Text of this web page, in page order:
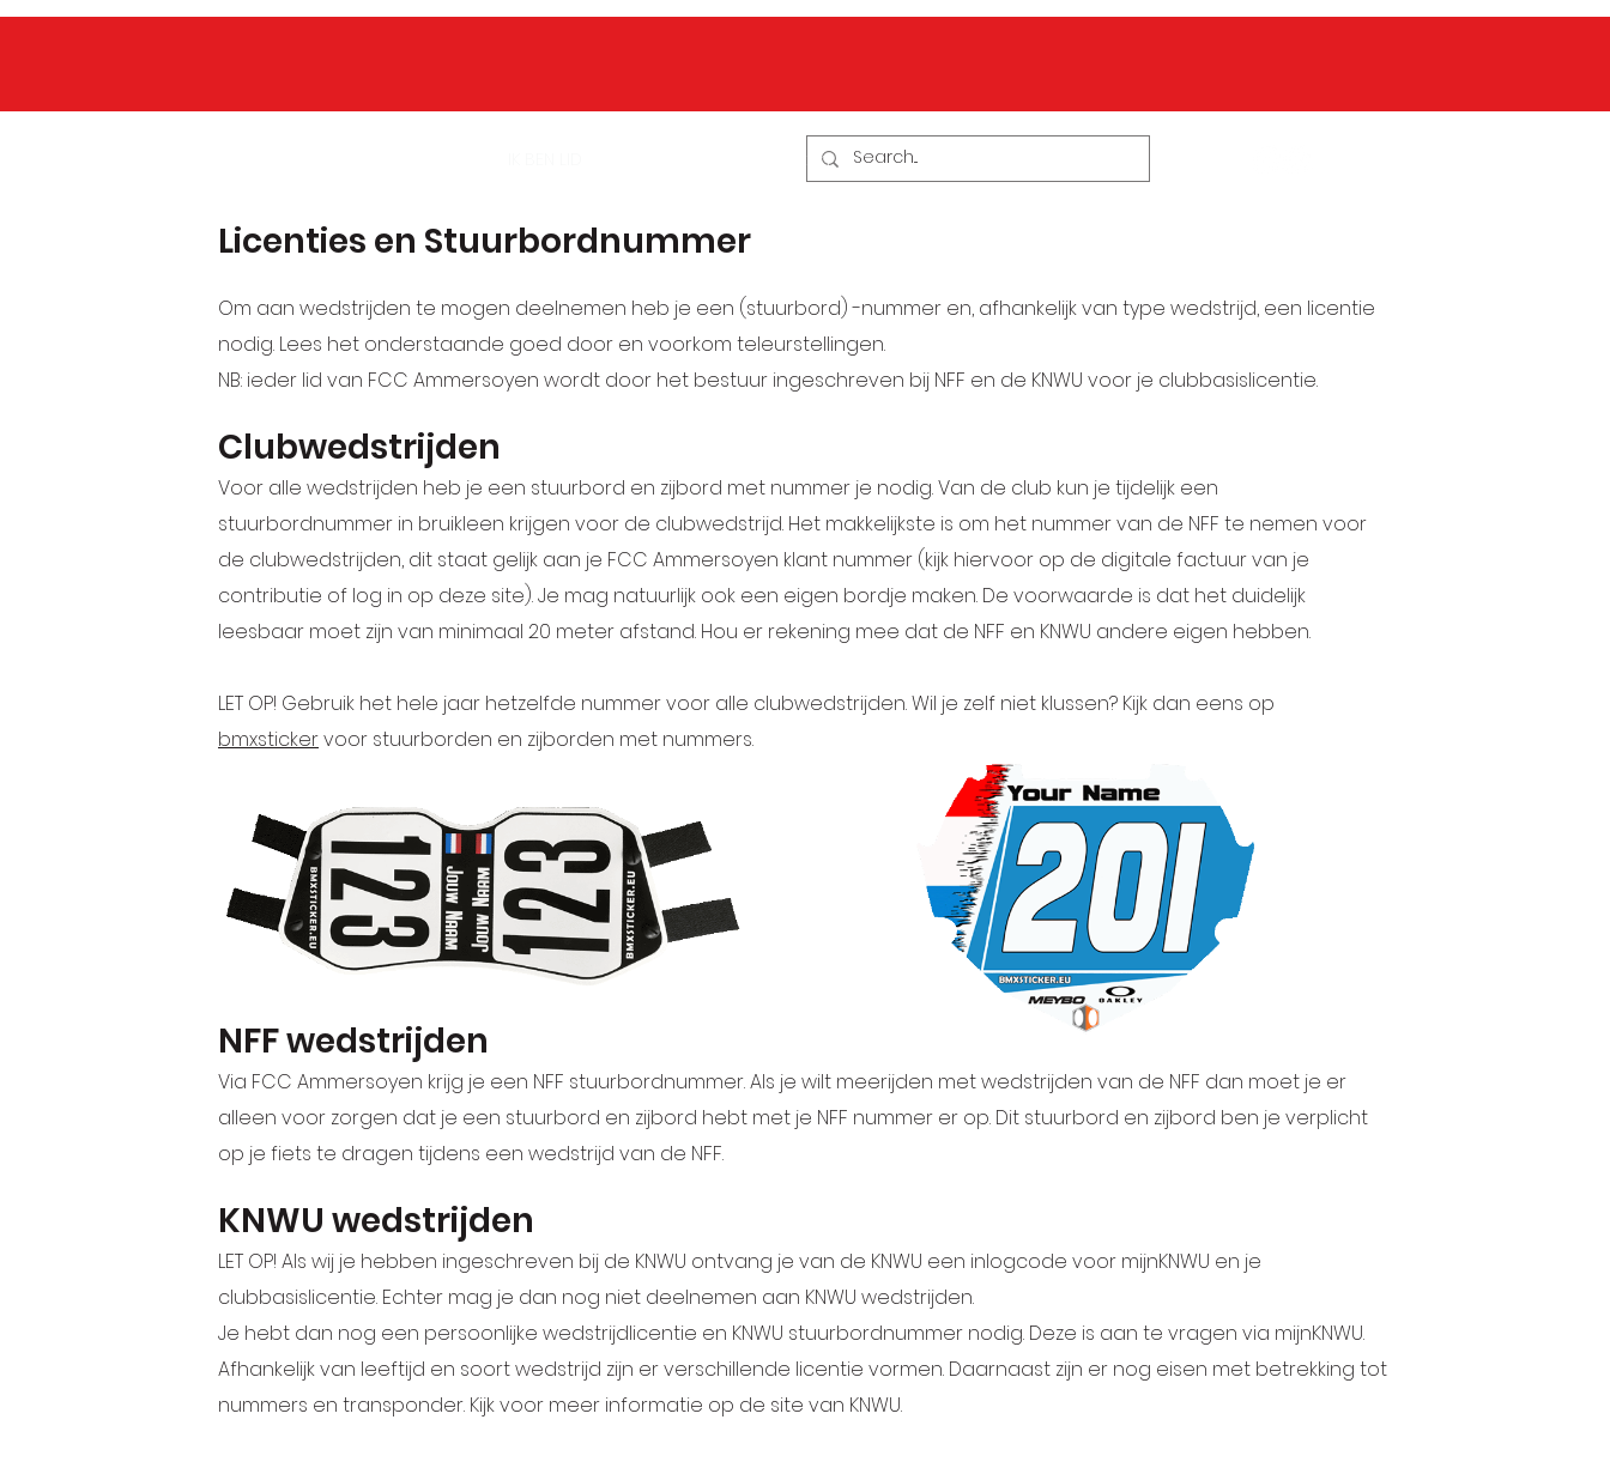
Evenementen
Licenties en Stuurbordnummer
Om aan wedstrijden te mogen deelnemen heb je een (stuurbord) -nummer en, afhankelijk van type wedstrijd, een licentie
nodig. Lees het onderstaande goed door en voorkom teleurstellingen.
NB: ieder lid van FCC Ammersoyen wordt door het bestuur ingeschreven bij NFF en de KNWU voor je clubbasislicentie.
Clubwedstrijden
Voor alle wedstrijden heb je een stuurbord en zijbord met nummer je nodig. Van de club kun je tijdelijk een
stuurbordnummer in bruikleen krijgen voor de clubwedstrijd. Het makkelijkste is om het nummer van de NFF te nemen voor
de clubwedstrijden, dit staat gelijk aan je FCC Ammersoyen klant nummer (kijk hiervoor op de digitale factuur van je
contributie of log in op deze site). Je mag natuurlijk ook een eigen bordje maken. De voorwaarde is dat het duidelijk
leesbaar moet zijn van minimaal 20 meter afstand. Hou er rekening mee dat de NFF en KNWU andere eigen hebben.
LET OP! Gebruik het hele jaar hetzelfde nummer voor alle clubwedstrijden. Wil je zelf niet klussen? Kijk dan eens op
bmxstickervoor stuurborden en zijborden met nummers.
NFF wedstrijden
Via FCC Ammersoyen krijg je een NFF stuurbordnummer. Als je wilt meerijden met wedstrijden van de NFF dan moet je er
alleen voor zorgen dat je een stuurbord en zijbord hebt met je NFF nummer er op. Dit stuurbord en zijbord ben je verplicht
op je fiets te dragen tijdens een wedstrijd van de NFF.
KNWU wedstrijden
LET OP! Als wij je hebben ingeschreven bij de KNWU ontvang je van de KNWU een inlogcode voor mijnKNWU en je
clubbasislicentie. Echter mag je dan nog niet deelnemen aan KNWU wedstrijden.
Je hebt dan nog een persoonlijke wedstrijdlicentie en KNWU stuurbordnummer nodig. Deze is aan te vragen via mijnKNWU.
Afhankelijk van leeftijd en soort wedstrijd zijn er verschillende licentie vormen. Daarnaast zijn er nog eisen met betrekking tot
nummers en transponder. Kijk voor meer informatie op de site van KNWU.